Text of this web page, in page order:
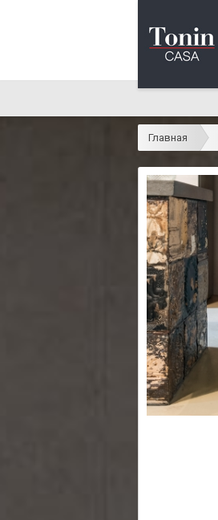
Главная